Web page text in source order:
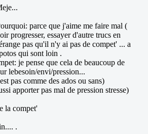
parce que j'aime me faire mal (
progresser, essayer d'autre trucs en
pas qu'il n'y ai pas de compet' ... a
qui sont loin .
je pense que cela de beaucoup de
lebesoin/envi/pression...
pas comme des ados ou sans)
apporter pas mal de pression stresse)
la compet'
.